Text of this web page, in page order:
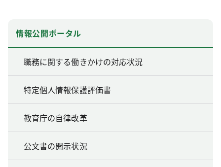
情報公開ポータル
職務に関する働きかけの対応状況
特定個人情報保護評価書
教育庁の自律改革
公文書の開示状況